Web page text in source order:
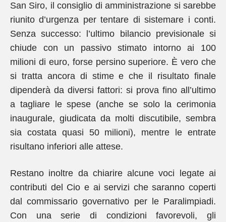
San Siro, il consiglio di amministrazione si sarebbe
riunito d’urgenza per tentare di sistemare i conti.
Senza successo: l’ultimo bilancio previsionale si
chiude con un passivo stimato intorno ai 100
milioni di euro, forse persino superiore. È vero che
si tratta ancora di stime e che il risultato finale
dipenderà da diversi fattori: si prova fino all’ultimo
a tagliare le spese (anche se solo la cerimonia
inaugurale, giudicata da molti discutibile, sembra
sia costata quasi 50 milioni), mentre le entrate
risultano inferiori alle attese.
Restano inoltre da chiarire alcune voci legate ai
contributi del Cio e ai servizi che saranno coperti
dal commissario governativo per le Paralimpiadi.
Con una serie di condizioni favorevoli, gli